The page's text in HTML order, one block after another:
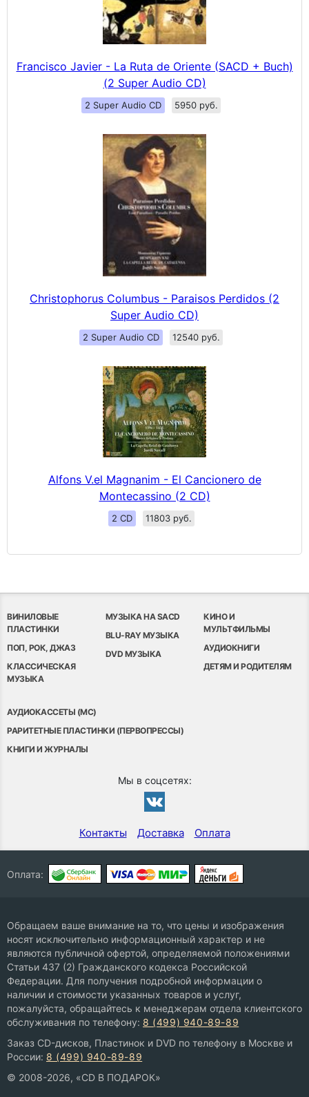
Francisco Javier - La Ruta de Oriente (SACD + Buch)
(2 Super Audio CD)
2 Super Audio CD 5950 руб.
Christophorus Columbus - Paraisos Perdidos (2
Super Audio CD)
2 Super Audio CD 12540 руб.
Alfons V.el Magnanim - El Cancionero de
Montecassino (2 CD)
2 CD 11803 руб.
ВИНИЛОВЫЕ
ПЛАСТИНКИ
ПОП, РОК, ДЖАЗ
КЛАССИЧЕСКАЯ
МУЗЫКА
МУЗЫКА НА SACD
BLU-RAY МУЗЫКА
DVD МУЗЫКА
КИНО И
МУЛЬТФИЛЬМЫ
АУДИОКНИГИ
ДЕТЯМ И РОДИТЕЛЯМ
АУДИОКАССЕТЫ (MC)
РАРИТЕТНЫЕ ПЛАСТИНКИ (ПЕРВОПРЕССЫ)
КНИГИ И ЖУРНАЛЫ
Мы в соцсетях:
Контакты Доставка Оплата
Оплата:
Обращаем ваше внимание на то, что цены и изображения
носят исключительно информационный характер и не
являются публичной офертой, определяемой положениями
Статьи 437 (2) Гражданского кодекса Российской
Федерации. Для получения подробной информации о
наличии и стоимости указанных товаров и услуг,
пожалуйста, обращайтесь к менеджерам отдела клиентского
обслуживания по телефону: 8 (499) 940-89-89
Заказ CD-дисков, Пластинок и DVD по телефону в Москве и
России: 8 (499) 940-89-89
© 2008-2026, «CD В ПОДАРОК»